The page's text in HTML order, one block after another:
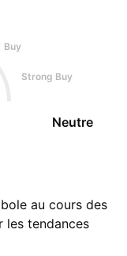
Buy
Strong Buy
Neutre
au cours des
les tendances